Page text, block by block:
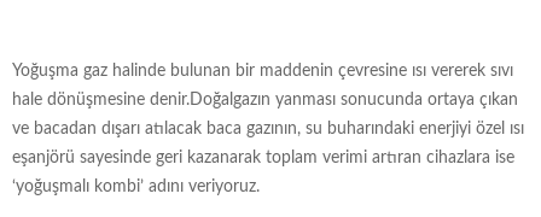
Yoğuşma gaz halinde bulunan bir maddenin çevresine ısı vererek sıvı
hale dönüşmesine denir.Doğalgazın yanması sonucunda ortaya çıkan
ve bacadan dışarı atılacak baca gazının, su buharındaki enerjiyi özel ısı
eşanjörü sayesinde geri kazanarak toplam verimi artıran cihazlara ise
‘yoğuşmalı kombi’ adını veriyoruz.